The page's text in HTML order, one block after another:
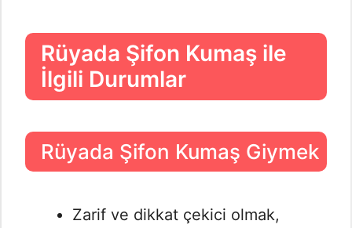
Rüyada Şifon Kumaş ile
İlgili Durumlar
Rüyada Şifon Kumaş Giymek
Zarif ve dikkat çekici olmak,